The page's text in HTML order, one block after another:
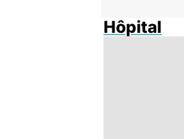
Hôpital